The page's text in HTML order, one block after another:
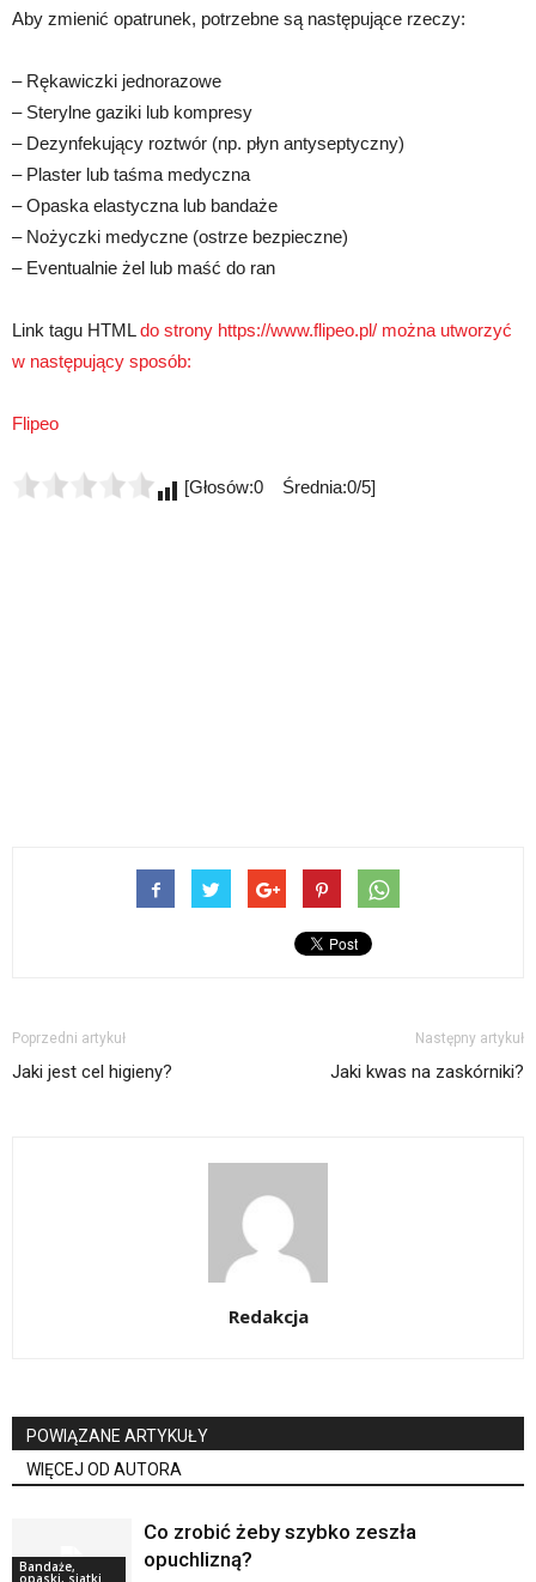
Aby zmienić opatrunek, potrzebne są następujące rzeczy:
– Rękawiczki jednorazowe
– Sterylne gaziki lub kompresy
– Dezynfekujący roztwór (np. płyn antyseptyczny)
– Plaster lub taśma medyczna
– Opaska elastyczna lub bandaże
– Nożyczki medyczne (ostrze bezpieczne)
– Eventualnie żel lub maść do ran
Link tagu HTMLdo strony https://www.flipeo.pl/ można utworzyć
w następujący sposób:
Flipeo
[Głosów:0 Średnia:0/5]
Poprzedni artykuł
Jaki jest cel higieny?
Następny artykuł
Jaki kwas na zaskórniki?
Redakcja
POWIĄZANE ARTYKUŁY
WIĘCEJ OD AUTORA
Bandaże,
opaski, siatki
Co zrobić żeby szybko zeszła
opuchlizną?